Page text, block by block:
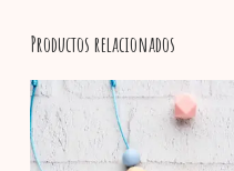
Productos relacionados